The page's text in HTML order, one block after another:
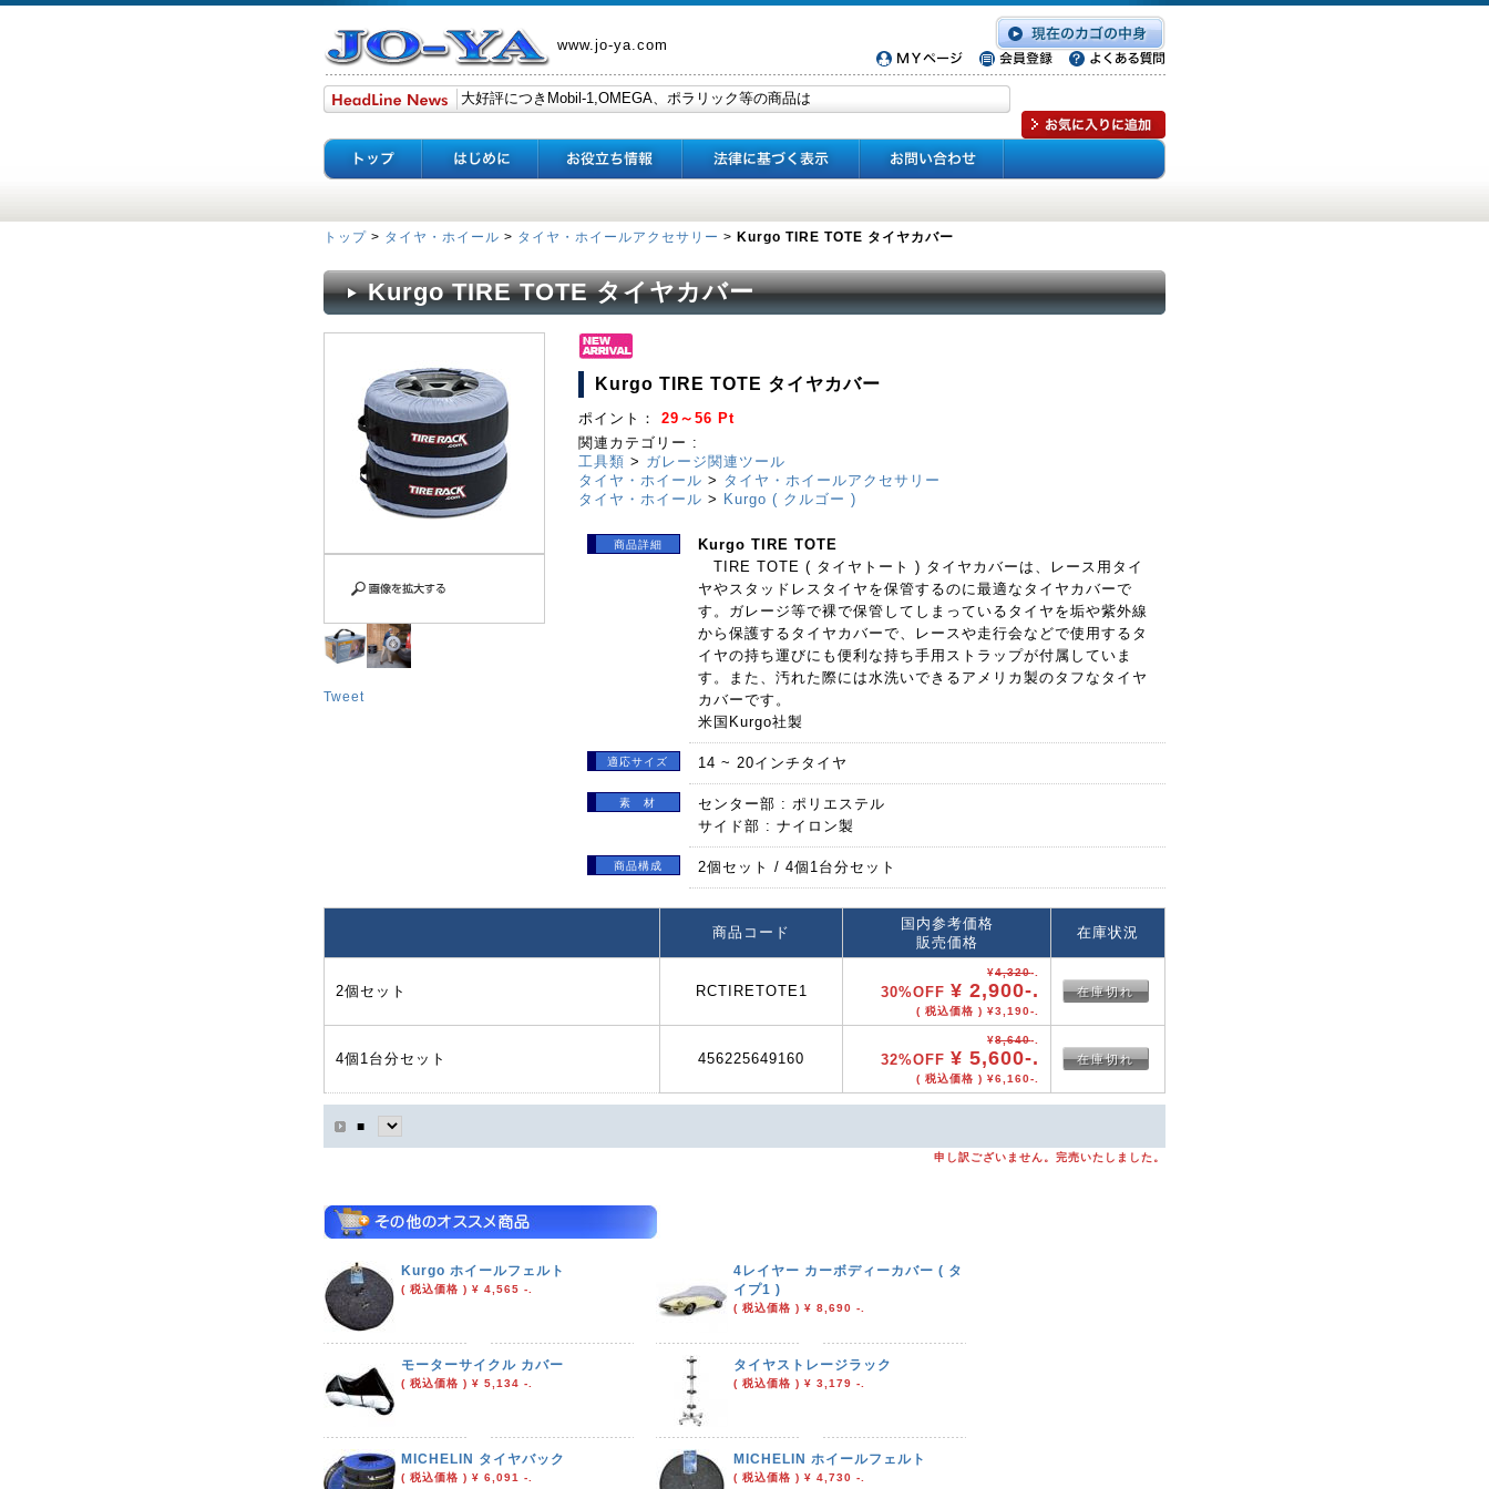
www.jo-ya.com
トップ > タイヤ・ホイール > タイヤ・ホイールアクセサリー > Kurgo TIRE TOTE タイヤカバー
Kurgo TIRE TOTE タイヤカバー
Tweet
Kurgo TIRE TOTE タイヤカバー
ポイント： 29～56 Pt
関連カテゴリー :
工具類 > ガレージ関連ツール
タイヤ・ホイール > タイヤ・ホイールアクセサリー
タイヤ・ホイール > Kurgo ( クルゴー )
商品詳細
Kurgo TIRE TOTE
TIRE TOTE ( タイヤトート ) タイヤカバーは、レース用タイ
ヤやスタッドレスタイヤを保管するのに最適なタイヤカバーで
す。ガレージ等で裸で保管してしまっているタイヤを垢や紫外線
から保護するタイヤカバーで、レースや走行会などで使用するタ
イヤの持ち運びにも便利な持ち手用ストラップが付属していま
す。また、汚れた際には水洗いできるアメリカ製のタフなタイヤ
カバーです。
米国Kurgo社製
適応サイズ 14 ~ 20インチタイヤ
素 材
センター部 : ポリエステル
サイド部 : ナイロン製
商品構成 2個セット / 4個1台分セット
商品コード
国内参考価格
販売価格
在庫状況
2個セット RCTIRETOTE1
¥4,320-.
30%OFF ¥ 2,900-.
( 税込価格 ) ¥3,190-.
在庫切れ
4個1台分セット 456225649160
¥8,640-.
32%OFF ¥ 5,600-.
( 税込価格 ) ¥6,160-.
在庫切れ
■
申し訳ございません。完売いたしました。
Kurgo ホイールフェルト
( 税込価格 ) ¥ 4,565 -.
4レイヤー カーボディーカバー ( タ
イプ1 )
( 税込価格 ) ¥ 8,690 -.
モーターサイクル カバー
( 税込価格 ) ¥ 5,134 -.
タイヤストレージラック
( 税込価格 ) ¥ 3,179 -.
MICHELIN タイヤバック
( 税込価格 ) ¥ 6,091 -.
MICHELIN ホイールフェルト
( 税込価格 ) ¥ 4,730 -.